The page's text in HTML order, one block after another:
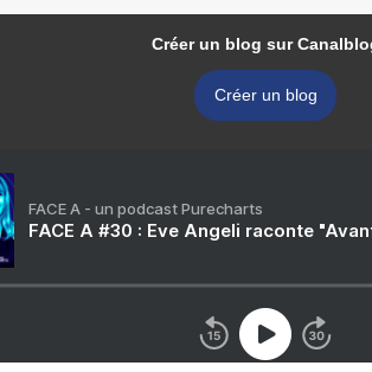
Créer un blog sur
Créer un blog
FACE A - un podcast Purecharts
FACE A #30 : Eve Angeli raconte